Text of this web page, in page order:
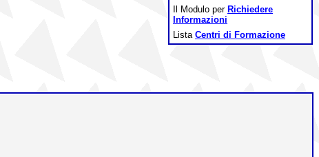
Il Modulo per Richiedere
Informazioni
Lista Centri di Formazione